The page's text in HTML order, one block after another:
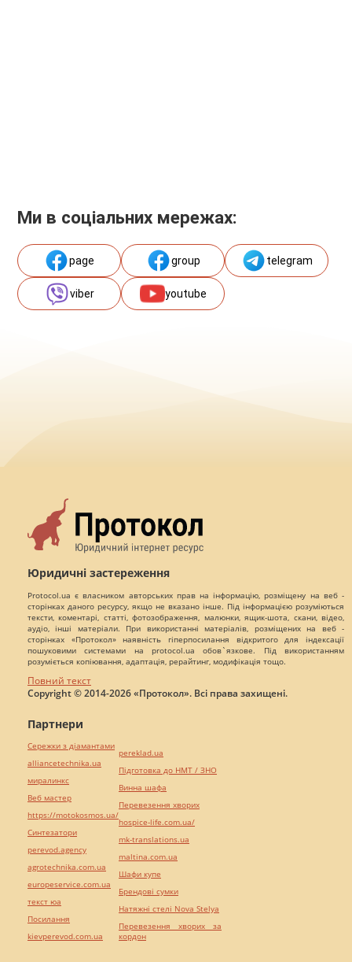
Ми в соціальних мережах:
page group telegram
viber youtube
Юридичні застереження
Protocol.ua є власником авторських прав на інформацію, розміщену на веб -
сторінках даного ресурсу, якщо не вказано інше. Під інформацією розуміються
тексти, коментарі, статті, фотозображення, малюнки, ящик-шота, скани, відео,
аудіо, інші матеріали. При використанні матеріалів, розміщених на веб -
сторінках «Протокол» наявність гіперпосилання відкритого для індексації
пошуковими системами на protocol.ua обов`язкове. Під використанням
розуміється копіювання, адаптація, рерайтинг, модифікація тощо.
Повний текст
Copyright © 2014-2026 «Протокол». Всі права захищені.
Партнери
Сережки з діамантами
alliancetechnika.ua
миралинкс
Веб мастер
https://motokosmos.ua/
Синтезатори
perevod.agency
agrotechnika.com.ua
europeservice.com.ua
текст юа
Посилання
kievperevod.com.ua
pereklad.ua
Підготовка до НМТ / ЗНО
Винна шафа
Перевезення хворих
hospice-life.com.ua/
mk-translations.ua
maltina.com.ua
Шафи купе
Брендові сумки
Натяжні стелі Nova Stelya
Перевезення хворих за
кордон